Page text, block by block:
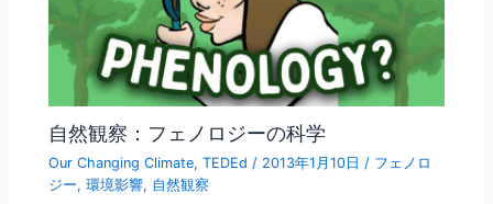
自然観察：フェノロジーの科学
Our Changing Climate,TEDEd / 2013年1月10日 / フェノロ
ジー,環境影響, 自然観察